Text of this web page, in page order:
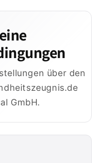
über den
GmbH.